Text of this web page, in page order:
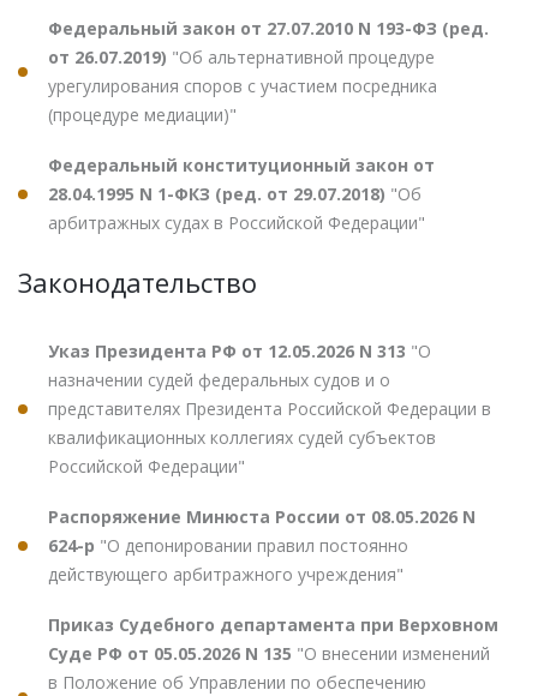
Федеральный закон от 27.07.2010 N 193-ФЗ (ред.
от 26.07.2019) "Об альтернативной процедуре
урегулирования споров с участием посредника
(процедуре медиации)"
Федеральный конституционный закон от
28.04.1995 N 1-ФКЗ (ред. от 29.07.2018) "Об
арбитражных судах в Российской Федерации"
Законодательство
Указ Президента РФ от 12.05.2026 N 313 "О
назначении судей федеральных судов и о
представителях Президента Российской Федерации в
квалификационных коллегиях судей субъектов
Российской Федерации"
Распоряжение Минюста России от 08.05.2026 N
624-р "О депонировании правил постоянно
действующего арбитражного учреждения"
Приказ Судебного департамента при Верховном
Суде РФ от 05.05.2026 N 135 "О внесении изменений
в Положение об Управлении по обеспечению